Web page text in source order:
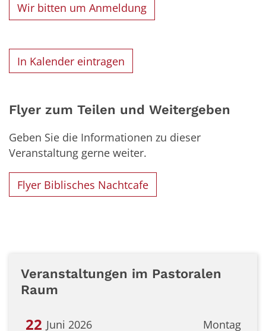
Wir bitten um Anmeldung
In Kalender eintragen
Flyer zum Teilen und Weitergeben
Geben Sie die Informationen zu dieser
Veranstaltung gerne weiter.
Flyer Biblisches Nachtcafe
Veranstaltungen im Pastoralen
Raum
Montag
22 Juni 2026